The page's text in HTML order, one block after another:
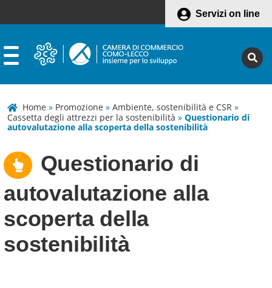
Servizi on line
Home » Promozione » Ambiente, sostenibilità e CSR »
Cassetta degli attrezzi per la sostenibilità » Questionario di
autovalutazione alla scoperta della sostenibilità
Questionario di
autovalutazione alla
scoperta della
sostenibilità